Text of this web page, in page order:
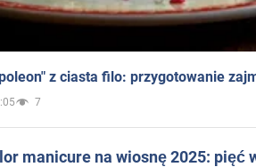
z ciasta filo: przygotowanie
7
manicure na wiosnę 2025: pięć